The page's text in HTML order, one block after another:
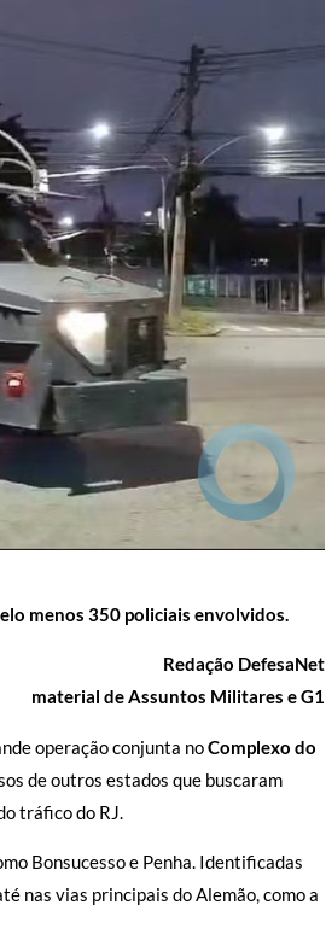
menos 350 policiais envolvidos.
Redação DefesaNet
material de Assuntos Militares e G1
operação conjunta noComplexo do
de outros estados que buscaram
tráfico do RJ.
Bonsucesso e Penha. Identificadas
nas vias principais do Alemão, como a